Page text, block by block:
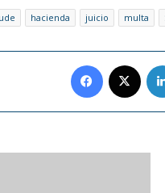
hacienda juicio multa
Facebook